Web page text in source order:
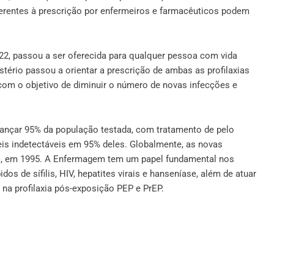
à prescrição por enfermeiros e farmacêuticos podem
passou a ser oferecida para qualquer pessoa com vida
passou a orientar a prescrição de ambas as profilaxias
o objetivo de diminuir o número de novas infecções e
95% da população testada, com tratamento de pelo
indetectáveis em 95% deles. Globalmente, as novas
1995. A Enfermagem tem um papel fundamental nos
de sífilis, HIV, hepatites virais e hanseníase, além de atuar
profilaxia pós-exposição PEP e PrEP.